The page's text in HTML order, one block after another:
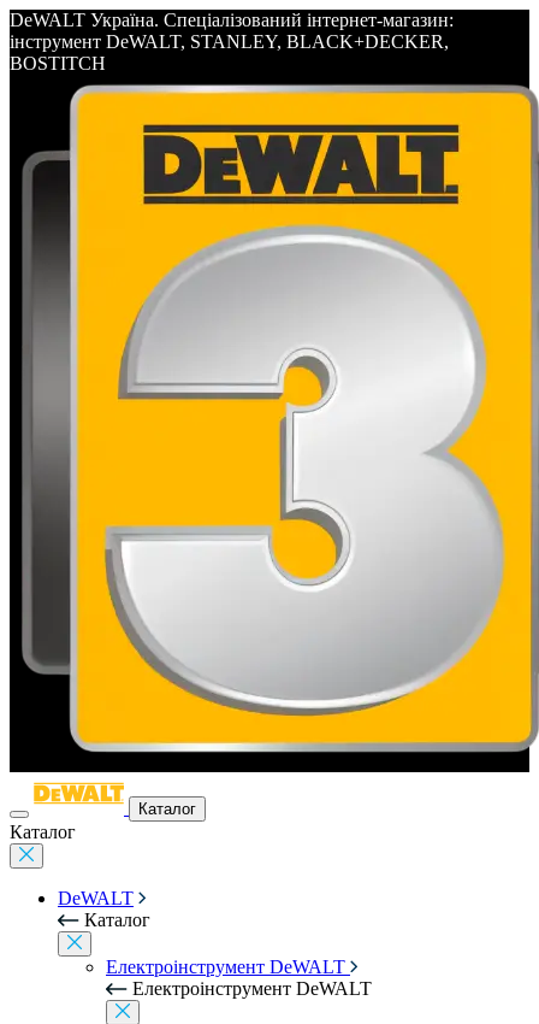
DeWALT Україна. Спеціалізований інтернет-магазин:
інструмент DeWALT, STANLEY, BLACK+DECKER,
BOSTITCH
Каталог
Каталог
DeWALT
Каталог
Електроінструмент DeWALT
Електроінструмент DeWALT